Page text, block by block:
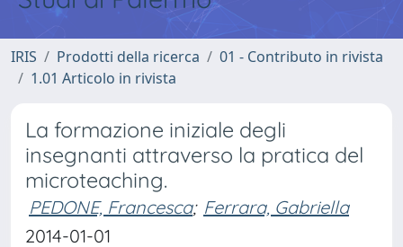
IRIS Prodotti della ricerca
01 - Contributo in rivista
1.01 Articolo in rivista
La formazione iniziale degli
insegnanti attraverso la pratica del
microteaching.
PEDONE, Francesca; Ferrara, Gabriella
2014-01-01